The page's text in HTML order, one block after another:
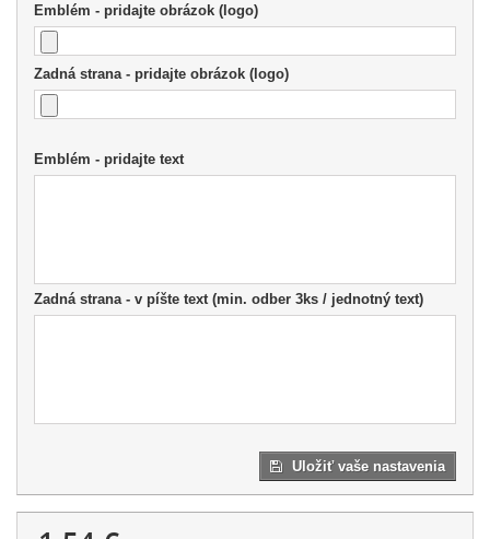
Emblém - pridajte obrázok (logo)
Zadná strana - pridajte obrázok (logo)
Emblém - pridajte text
Zadná strana - v píšte text (min. odber 3ks / jednotný text)
Uložiť vaše nastavenia